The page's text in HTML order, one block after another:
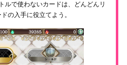
ルで使わないカードは、どんどんリ
の入手に役立てよう。